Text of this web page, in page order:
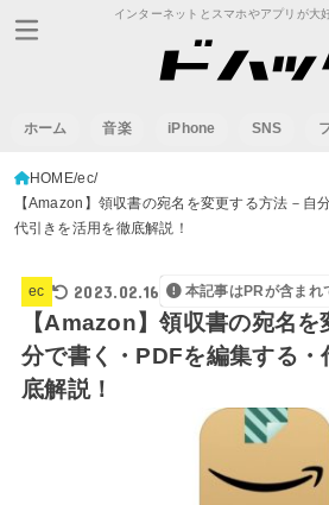
インターネットとスマホやアプリが大
ホーム 音楽 iPhone SNS
HOME ec
【Amazon】領収書の宛名を変更する方法－自
代引きを活用を徹底解説！
ec 2023.02.16 本記事はPRが含まれ
【Amazon】領収書の宛名を
分で書く・PDFを編集する・
底解説！